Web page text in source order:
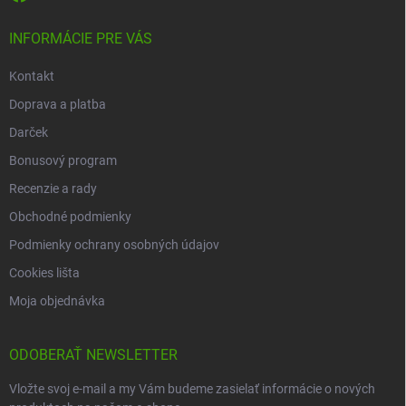
INFORMÁCIE PRE VÁS
Kontakt
Doprava a platba
Darček
Bonusový program
Recenzie a rady
Obchodné podmienky
Podmienky ochrany osobných údajov
Cookies lišta
Moja objednávka
ODOBERAŤ NEWSLETTER
Vložte svoj e-mail a my Vám budeme zasielať informácie o nových